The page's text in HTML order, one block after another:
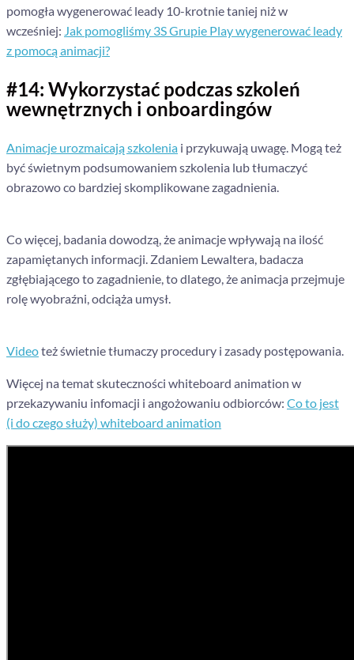
pomogła wygenerować leady 10-krotnie taniej niż w
wcześniej: Jak pomogliśmy 3S Grupie Play wygenerować leady
z pomocą animacji?
#14: Wykorzystać podczas szkoleń
wewnętrznych i onboardingów
Animacje urozmaicają szkolenia i przykuwają uwagę. Mogą też
być świetnym podsumowaniem szkolenia lub tłumaczyć
obrazowo co bardziej skomplikowane zagadnienia.
Co więcej, badania dowodzą, że animacje wpływają na ilość
zapamiętanych informacji. Zdaniem Lewaltera, badacza
zgłębiającego to zagadnienie, to dlatego, że animacja przejmuje
rolę wyobraźni, odciąża umysł.
Videoteż świetnie tłumaczy procedury i zasady postępowania.
Więcej na temat skuteczności whiteboard animation w
przekazywaniu infomacji i angożowaniu odbiorców: Co to jest
(i do czego służy) whiteboard animation